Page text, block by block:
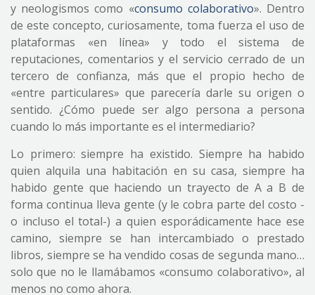
y neologismos como «consumo colaborativo». Dentro
de este concepto, curiosamente, toma fuerza el uso de
plataformas «en línea» y todo el sistema de
reputaciones, comentarios y el servicio cerrado de un
tercero de confianza, más que el propio hecho de
«entre particulares» que parecería darle su origen o
sentido. ¿Cómo puede ser algo persona a persona
cuando lo más importante es el intermediario?
Lo primero: siempre ha existido. Siempre ha habido
quien alquila una habitación en su casa, siempre ha
habido gente que haciendo un trayecto de A a B de
forma continua lleva gente (y le cobra parte del costo -
o incluso el total-) a quien esporádicamente hace ese
camino, siempre se han intercambiado o prestado
libros, siempre se ha vendido cosas de segunda mano…
solo que no le llamábamos «consumo colaborativo», al
menos no como ahora.